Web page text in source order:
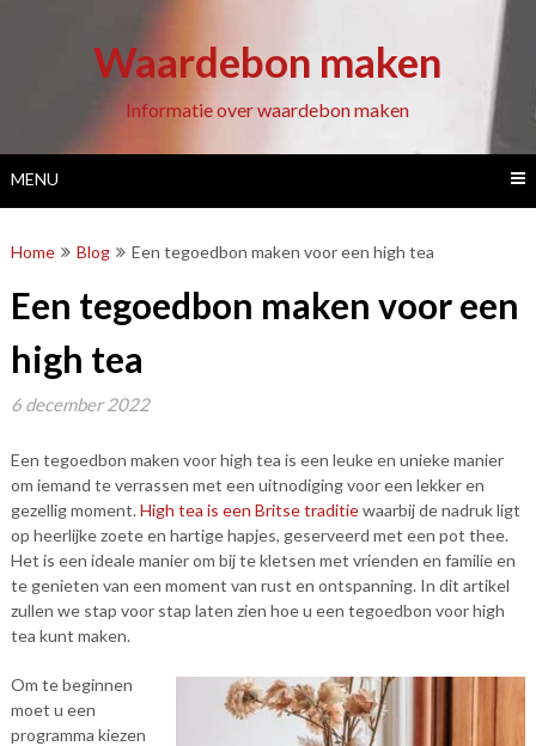
Waardebon maken
Informatie over waardebon maken
MENU
Home Blog Een tegoedbon maken voor een high tea
Een tegoedbon maken voor een
high tea
6 december 2022
Een tegoedbon maken voor high tea is een leuke en unieke manier
om iemand te verrassen met een uitnodiging voor een lekker en
gezellig moment.High tea is een Britse traditiewaarbij de nadruk ligt
op heerlijke zoete en hartige hapjes, geserveerd met een pot thee.
Het is een ideale manier om bij te kletsen met vrienden en familie en
te genieten van een moment van rust en ontspanning. In dit artikel
zullen we stap voor stap laten zien hoe u een tegoedbon voor high
tea kunt maken.
Om te beginnen
moet u een
programma kiezen